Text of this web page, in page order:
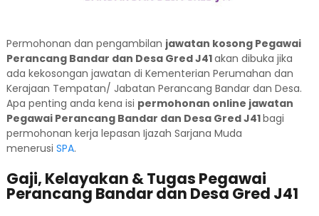
Permohonan dan pengambilan jawatan kosong Pegawai
Perancang Bandar dan Desa Gred J41akan dibuka jika
ada kekosongan jawatan di Kementerian Perumahan dan
Kerajaan Tempatan/ Jabatan Perancang Bandar dan Desa.
Apa penting anda kena isi permohonan online jawatan
Pegawai Perancang Bandar dan Desa Gred J41bagi
permohonan kerja lepasan Ijazah Sarjana Muda
menerusi SPA.
Gaji, Kelayakan & Tugas Pegawai
Perancang Bandar dan Desa Gred J41